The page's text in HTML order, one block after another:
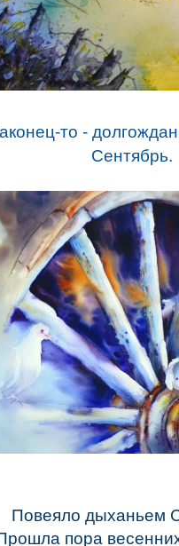
то -
Сентябрь.
Повеяло дыханьем
пора